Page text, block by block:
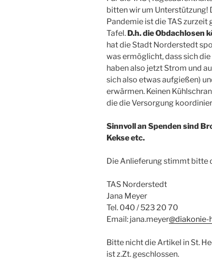
bitten wir um Unterstützung!
Pandemie ist die TAS
Tafel. D.h. die Obdachlosen
hat die Stadt Norderstedt
was ermöglicht, dass sich
haben also jetzt Strom und
sich also etwas aufgießen)
erwärmen. Keinen
die die Versorgung
Sinnvoll an Spenden sind
Kekse etc.
Die Anlieferung stimmt bitte
TAS Norderstedt
Jana Meyer
Tel. 040 / 523 20 70
Email: jana.meyer@diakonie-
Bitte nicht die Artikel in St.
ist z.Zt. geschlossen.